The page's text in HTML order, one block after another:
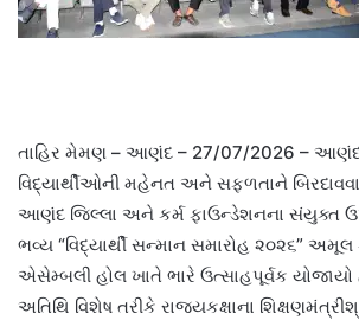
તાહિર મેમણ – આણંદ – 27/07/2026 – આણંદ
વિદ્યાર્થીઓની મહેનત અને સફળતાને બિરદાવવા
આણંદ જિલ્લા અને કર્મ ફાઉન્ડેશનના સંયુક્ત
ભવ્ય “વિદ્યાર્થી સન્માન સમારોહ ૨૦૨૬” અમૂલ
એસેમ્બલી હોલ ખાતે ભારે ઉત્સાહપૂર્વક
અતિથિ વિશેષ તરીકે રાજ્યકક્ષાના